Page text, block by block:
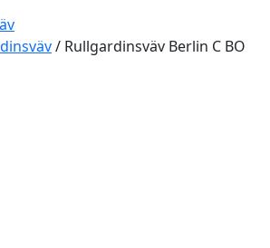
/ Rullgardinsväv Berlin C BO